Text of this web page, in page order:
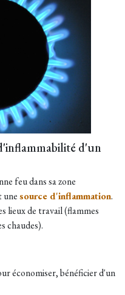
d'un
feu dans sa zone
unesource d'inflammation.
lieux de travail (flammes
chaudes).
économiser, bénéficier d'un